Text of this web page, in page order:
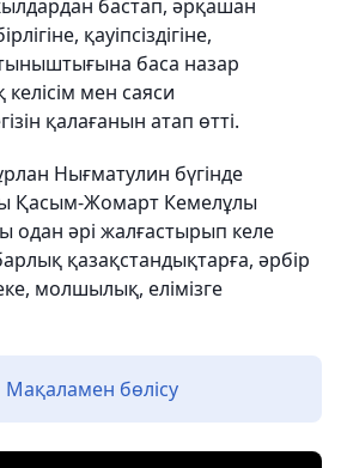
бастап, әрқашан
қауіпсіздігіне,
баса назар
мен саяси
қалағанын атап өтті.
Нығматулин бүгінде
Қасым-Жомарт Кемелұлы
одан әрі жалғастырып келе
қазақстандықтарға, әрбір
молшылық, елімізге
Мақаламен бөлісу